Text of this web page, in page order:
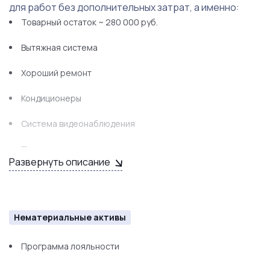
для работ без дополнительных затрат, а именно:
Товарный остаток ~ 280 000 руб.
Вытяжная система
Хороший ремонт
Кондиционеры
Система видеонаблюдения
Плита индукционная
Фритюр gastrorag
Шкаф морозильный polair
Шкаф холодильный polair - 2 шт
Развернуть описание
Нематериальные активы
Программа лояльности